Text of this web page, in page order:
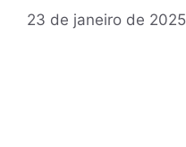
23 de janeiro de 2025